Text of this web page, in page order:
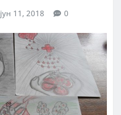
јун 11, 2018 0